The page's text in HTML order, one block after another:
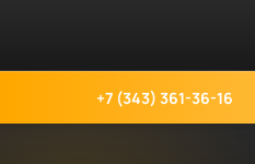
+7 (343) 361-36-16